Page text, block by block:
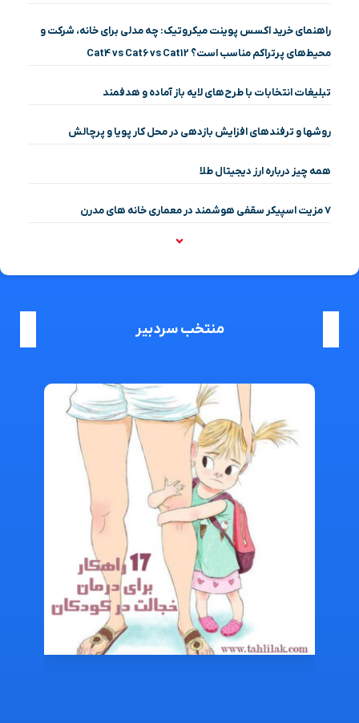
راهنمای خرید اکسس پوینت میکروتیک: چه مدلی برای خانه، شرکت و
محیط‌های پرتراکم مناسب است؟ Cat4 vs Cat6 vs Cat12
تبلیغات انتخابات با طرح‌های لایه باز آماده و هدفمند
روشها و ترفندهای افزایش بازدهی در محل کار پویا و پرچالش
همه چیز درباره ارز دیجیتال طلا
۷ مزیت اسپیکر سقفی هوشمند در معماری خانه‌ های مدرن
منتخب سردبیر